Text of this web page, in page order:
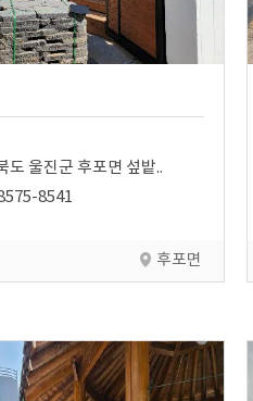
도 울진군 후포면 섶밭..
8541
후포면